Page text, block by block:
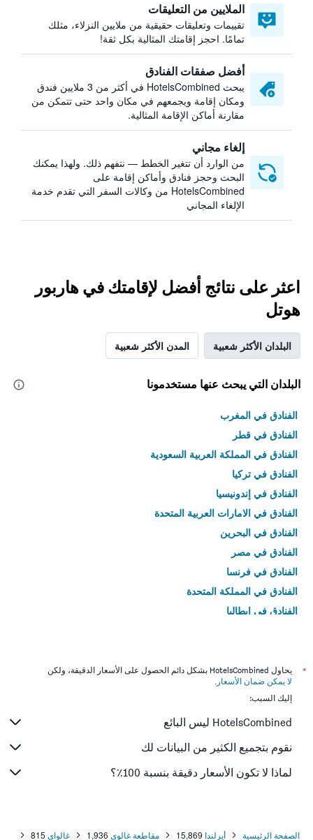
الملايين من التعليقات
تقييمات وتعليقات حقيقية من ملايين النزلاء، مثلك
تمامًا. احجز إقامتك المثالية بكل ثقة!
أفضل صفقات الفنادق
يبحث HotelsCombined في أكثر من 3 ملايين فندق
ومكان إقامة ويجمعهم في مكان واحد حتى تتمكن من
مقارنة أماكن الإقامة المثالية.
إلغاء مجاني
من الوارد أن تتغير الخطط — نتفهم ذلك. ولهذا يمكنك
البحث وحجز فنادق وأماكن إقامة على
HotelsCombined من وكالات السفر التي تقدم خدمة
الإلغاء المجاني
اعثر على نتائج أفضل لإقامتك في هاربور
هوتل
البلدان الأكثر شعبية المدن الأكثر شعبية
البلدان التي يبحث عنها مستخدمونا
الفنادق في المغرب
الفنادق في قطر
الفنادق في المملكة العربية السعودية
الفنادق في تركيا
الفنادق في إندونيسيا
الفنادق في الامارات العربية المتحدة
الفنادق في البحرين
الفنادق في مصر
الفنادق في فرنسا
الفنادق في المملكة المتحدة
الفنادق في إيطاليا
*
يحاول HotelsCombined بشكل دائم الحصول على الأسعار الدقيقة، ولكن
لا يمكن ضمان الأسعار .
إليك السبب:
HotelsCombined ليس البائع
نقوم بتجميع الكثير من البيانات لك
لماذا لا تكون الأسعار دقيقة بنسبة 100٪؟
الصفحة الرئيسية أيرلندا 15,869 مقاطعة غالوي 1,936 غالواي 815